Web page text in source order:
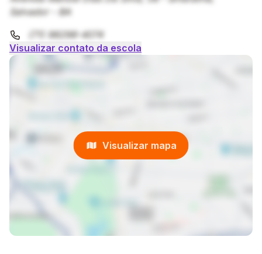
Salvador - BA
(71) 98298-4074
Visualizar contato da escola
Visualizar mapa